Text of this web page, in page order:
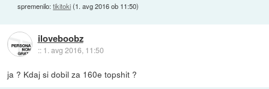
spremenilo:tikitoki(1. avg 2016 ob 11:50)
iloveboobz
:: 1. avg 2016, 11:50
ja ? Kdaj si dobil za 160e topshit ?